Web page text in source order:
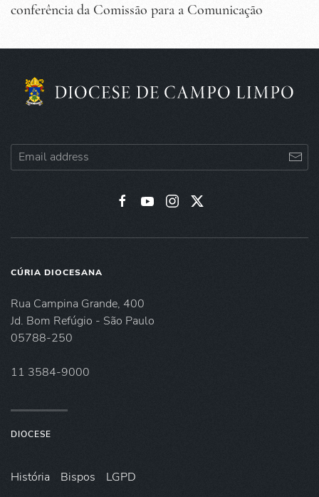
conferência da Comissão para a Comunicação
CÚRIA DIOCESANA
Rua Campina Grande, 400
Jd. Bom Refúgio - São Paulo
05788-250
11 3584-9000
DIOCESE
História Bispos LGPD